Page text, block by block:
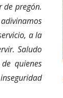
de pregón.
a la
Saludo
quienes